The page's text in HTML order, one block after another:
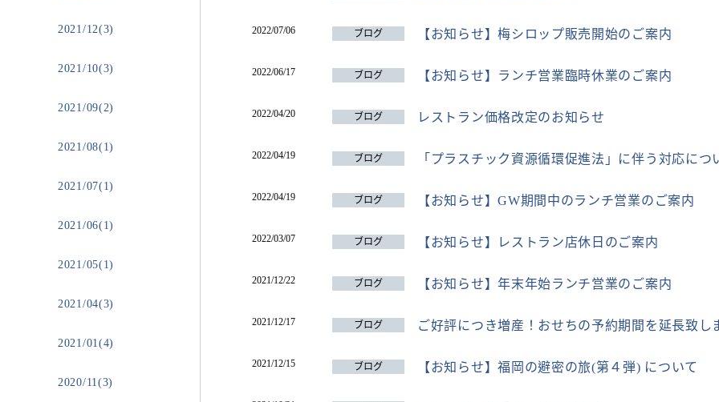
2021/12(3)
2021/10(3)
2021/09(2)
2021/08(1)
2021/07(1)
2021/06(1)
2021/05(1)
2021/04(3)
2021/01(4)
2020/11(3)
2022/07/06 ブログ 【お知らせ】梅シロップ販売開始のご案内
2022/06/17 ブログ 【お知らせ】ランチ営業臨時休業のご案内
2022/04/20 ブログ レストラン価格改定のお知らせ
2022/04/19 ブログ 「プラスチック資源循環促進法」に伴う対応につ
2022/04/19 ブログ 【お知らせ】GW期間中のランチ営業のご案内
2022/03/07 ブログ 【お知らせ】レストラン店休日のご案内
2021/12/22 ブログ 【お知らせ】年末年始ランチ営業のご案内
2021/12/17 ブログ ご好評につき増産！おせちの予約期間を延長致し
2021/12/15 ブログ 【お知らせ】福岡の避密の旅(第４弾) について